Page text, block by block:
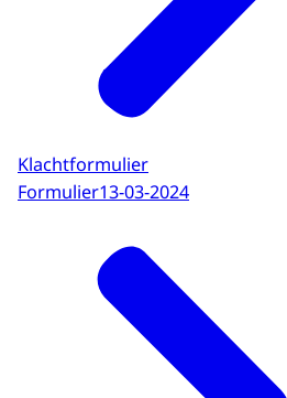
Klachtformulier
Formulier13-03-2024